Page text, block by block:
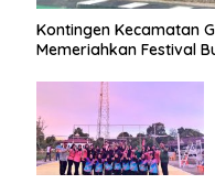
Kontingen Kecamatan
Memeriahkan Festival